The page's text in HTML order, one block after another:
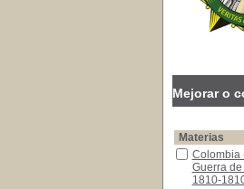
Mejorar o
Materias
Colombia -
Colombia
Guerra
1810-